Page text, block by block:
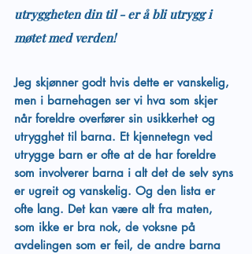
utryggheten din til - er å bli utrygg i
møtet med verden!
Jeg skjønner godt hvis dette er vanskelig,
men i barnehagen ser vi hva som skjer
når foreldre overfører sin usikkerhet og
utrygghet til barna. Et kjennetegn ved
utrygge barn er ofte at de har foreldre
som involverer barna i alt det de selv syns
er ugreit og vanskelig. Og den lista er
ofte lang. Det kan være alt fra maten,
som ikke er bra nok, de voksne på
avdelingen som er feil, de andre barna